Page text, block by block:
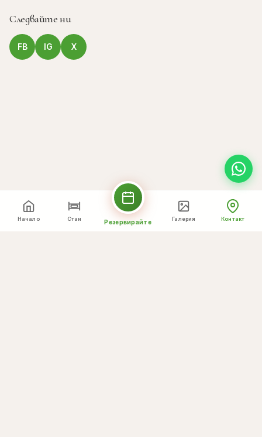
Следвайте ни
FB IG X
Начало Стаи Резервирайте Галерия Контакт